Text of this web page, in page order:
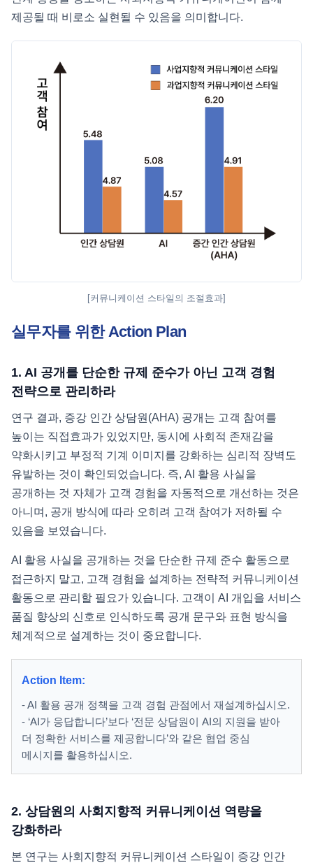
제공될 때 비로소 실현될 수 있음을 의미합니다.
[커뮤니케이션 스타일의 조절효과]
실무자를 위한 Action Plan
1. AI 공개를 단순한 규제 준수가 아닌 고객 경험
전략으로 관리하라
연구 결과, 증강 인간 상담원(AHA) 공개는 고객 참여를
높이는 직접효과가 있었지만, 동시에 사회적 존재감을
약화시키고 부정적 기계 이미지를 강화하는 심리적 장벽도
유발하는 것이 확인되었습니다. 즉, AI 활용 사실을
공개하는 것 자체가 고객 경험을 자동적으로 개선하는 것은
아니며, 공개 방식에 따라 오히려 고객 참여가 저하될 수
있음을 보였습니다.
AI 활용 사실을 공개하는 것을 단순한 규제 준수 활동으로
접근하지 말고, 고객 경험을 설계하는 전략적 커뮤니케이션
활동으로 관리할 필요가 있습니다. 고객이 AI 개입을 서비스
품질 향상의 신호로 인식하도록 공개 문구와 표현 방식을
체계적으로 설계하는 것이 중요합니다.
Action Item:
- AI 활용 공개 정책을 고객 경험 관점에서 재설계하십시오.
- ‘AI가 응답합니다’보다 ‘전문 상담원이 AI의 지원을 받아
더 정확한 서비스를 제공합니다’와 같은 협업 중심
메시지를 활용하십시오.
2. 상담원의 사회지향적 커뮤니케이션 역량을
강화하라
본 연구는 사회지향적 커뮤니케이션 스타일이 증강 인간